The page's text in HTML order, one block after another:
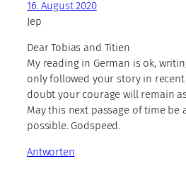
16. August 2020
Jep
Dear Tobias and Titien
My reading in German is ok,
only followed your story in
doubt your courage will remain
May this next passage of time be
possible. Godspeed.
Antworten